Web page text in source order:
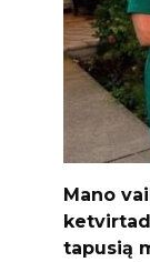
Mano
tapusią